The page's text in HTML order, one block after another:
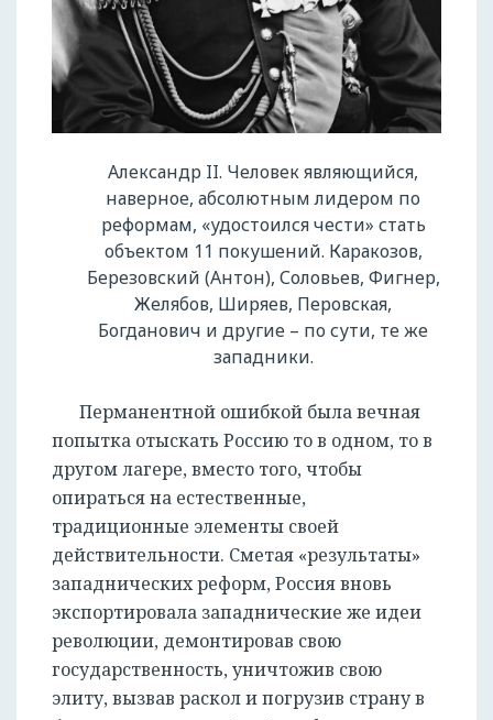
Александр II. Человек являющийся,
наверное, абсолютным лидером по
реформам, «удостоился чести» стать
объектом 11 покушений. Каракозов,
Березовский (Антон), Соловьев, Фигнер,
Желябов, Ширяев, Перовская,
Богданович и другие – по сути, те же
западники.
Перманентной ошибкой была вечная
попытка отыскать Россию то в одном, то в
другом лагере, вместо того, чтобы
опираться на естественные,
традиционные элементы своей
действительности. Сметая «результаты»
западнических реформ, Россия вновь
экспортировала западнические же идеи
революции, демонтировав свою
государственность, уничтожив свою
элиту, вызвав раскол и погрузив страну в